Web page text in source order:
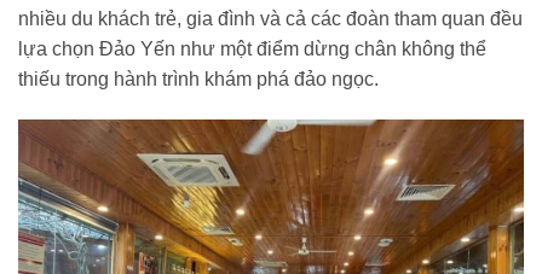
nhiều du khách trẻ, gia đình và cả các đoàn tham quan đều
lựa chọn Đảo Yến như một điểm dừng chân không thể
thiếu trong hành trình khám phá đảo ngọc.